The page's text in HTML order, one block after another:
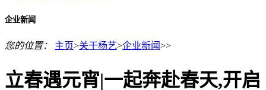
企业新闻
您的位置： 主页>关于杨艺>企业新闻>>
立春遇元宵|一起奔赴春天,开启